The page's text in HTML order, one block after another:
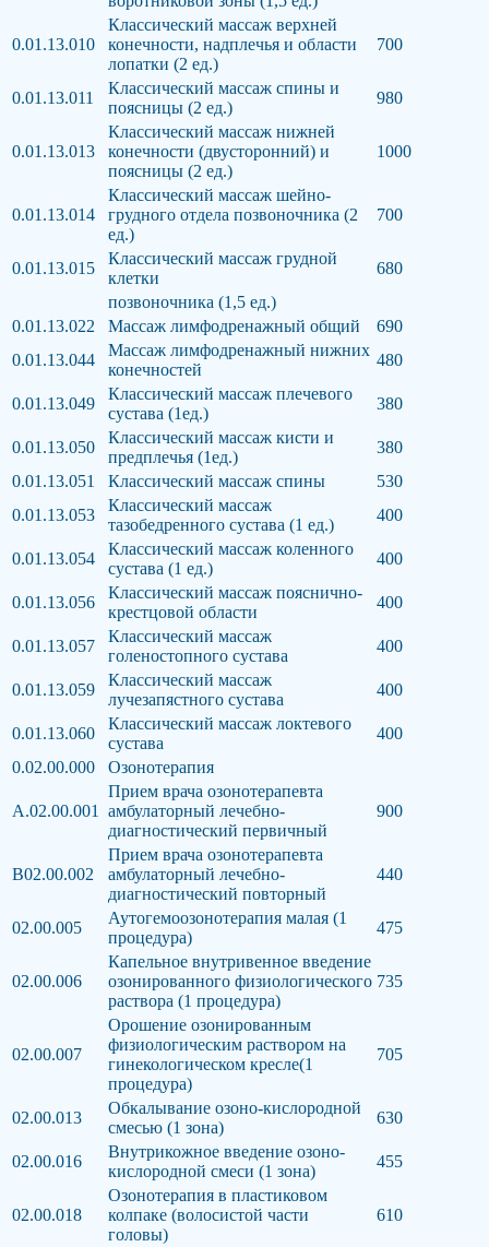
0.01.13.010
Классический массаж верхней
конечности, надплечья и области
лопатки (2 ед.)
700
0.01.13.011
Классический массаж спины и
поясницы (2 ед.)
980
0.01.13.013
Классический массаж нижней
конечности (двусторонний) и
поясницы (2 ед.)
1000
0.01.13.014
Классический массаж шейно-
грудного отдела позвоночника (2
ед.)
700
0.01.13.015
Классический массаж грудной
клетки
680
позвоночника (1,5 ед.)
0.01.13.022
Массаж лимфодренажный общий
690
0.01.13.044
Массаж лимфодренажный нижних
конечностей
480
0.01.13.049
Классический массаж плечевого
сустава (1ед.)
380
0.01.13.050
Классический массаж кисти и
предплечья (1ед.)
380
0.01.13.051
Классический массаж спины
530
0.01.13.053
Классический массаж
тазобедренного сустава (1 ед.)
400
0.01.13.054
Классический массаж коленного
сустава (1 ед.)
400
0.01.13.056
Классический массаж пояснично-
крестцовой области
400
0.01.13.057
Классический массаж
голеностопного сустава
400
0.01.13.059
Классический массаж
лучезапястного сустава
400
0.01.13.060
Классический массаж локтевого
сустава
400
0.02.00.000
Озонотерапия
А.02.00.001
Прием врача озонотерапевта
амбулаторный лечебно-
диагностический первичный
900
В02.00.002
Прием врача озонотерапевта
амбулаторный лечебно-
диагностический повторный
440
02.00.005
Аутогемоозонотерапия малая (1
процедура)
475
02.00.006
Капельное внутривенное введение
озонированного физиологического
раствора (1 процедура)
735
02.00.007
Орошение озонированным
физиологическим раствором на
гинекологическом кресле(1
процедура)
705
02.00.013
Обкалывание озоно-кислородной
смесью (1 зона)
630
02.00.016
Внутрикожное введение озоно-
кислородной смеси (1 зона)
455
02.00.018
Озонотерапия в пластиковом
колпаке (волосистой части
головы)
610